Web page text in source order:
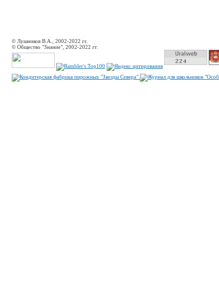
© Лушников В.А., 2002-2022 гг.
© Общество "Знание", 2002-2022 гг.